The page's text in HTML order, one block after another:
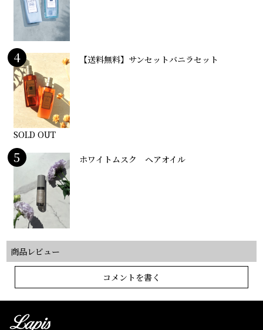
4
SOLD OUT
【送料無料】サンセットバニラセット
5 ホワイトムスク ヘアオイル
商品レビュー
コメントを書く